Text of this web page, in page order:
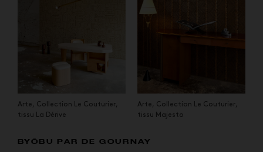
Arte, Collection Le Couturier,
tissu La Dérive
Arte, Collection Le Couturier,
tissu Majesto
BYŌBU PAR DE GOURNAY